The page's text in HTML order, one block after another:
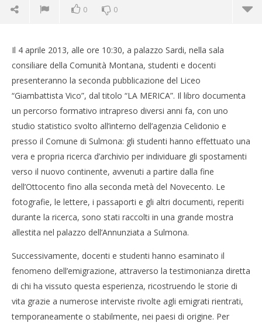
0 0
Il 4 aprile 2013, alle ore 10:30, a palazzo Sardi, nella sala
consiliare della Comunità Montana, studenti e docenti
presenteranno la seconda pubblicazione del Liceo
“Giambattista Vico”, dal titolo “LA MERICA”. Il libro documenta
un percorso formativo intrapreso diversi anni fa, con uno
studio statistico svolto all’interno dell’agenzia Celidonio e
presso il Comune di Sulmona: gli studenti hanno effettuato una
vera e propria ricerca d’archivio per individuare gli spostamenti
verso il nuovo continente, avvenuti a partire dalla fine
dell’Ottocento fino alla seconda metà del Novecento. Le
fotografie, le lettere, i passaporti e gli altri documenti, reperiti
durante la ricerca, sono stati raccolti in una grande mostra
allestita nel palazzo dell’Annunziata a Sulmona.
Successivamente, docenti e studenti hanno esaminato il
fenomeno dell’emigrazione, attraverso la testimonianza diretta
di chi ha vissuto questa esperienza, ricostruendo le storie di
vita grazie a numerose interviste rivolte agli emigrati rientrati,
temporaneamente o stabilmente, nei paesi di origine. Per